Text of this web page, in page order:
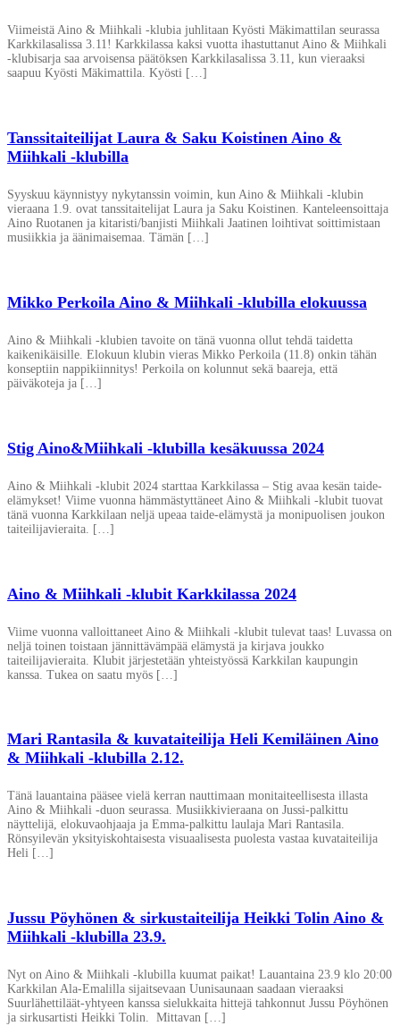
Viimeistä Aino & Miihkali -klubia juhlitaan Kyösti Mäkimattilan seurassa
Karkkilasalissa 3.11! Karkkilassa kaksi vuotta ihastuttanut Aino & Miihkali
-klubisarja saa arvoisensa päätöksen Karkkilasalissa 3.11, kun vieraaksi
saapuu Kyösti Mäkimattila. Kyösti […]
Tanssitaiteilijat Laura & Saku Koistinen Aino &
Miihkali -klubilla
Syyskuu käynnistyy nykytanssin voimin, kun Aino & Miihkali -klubin
vieraana 1.9. ovat tanssitaitelijat Laura ja Saku Koistinen. Kanteleensoittaja
Aino Ruotanen ja kitaristi/banjisti Miihkali Jaatinen loihtivat soittimistaan
musiikkia ja äänimaisemaa. Tämän […]
Mikko Perkoila Aino & Miihkali -klubilla elokuussa
Aino & Miihkali -klubien tavoite on tänä vuonna ollut tehdä taidetta
kaikenikäisille. Elokuun klubin vieras Mikko Perkoila (11.8) onkin tähän
konseptiin nappikiinnitys! Perkoila on kolunnut sekä baareja, että
päiväkoteja ja […]
Stig Aino&Miihkali -klubilla kesäkuussa 2024
Aino & Miihkali -klubit 2024 starttaa Karkkilassa – Stig avaa kesän taide-
elämykset! Viime vuonna hämmästyttäneet Aino & Miihkali -klubit tuovat
tänä vuonna Karkkilaan neljä upeaa taide-elämystä ja monipuolisen joukon
taiteilijavieraita. […]
Aino & Miihkali -klubit Karkkilassa 2024
Viime vuonna valloittaneet Aino & Miihkali -klubit tulevat taas! Luvassa on
neljä toinen toistaan jännittävämpää elämystä ja kirjava joukko
taiteilijavieraita. Klubit järjestetään yhteistyössä Karkkilan kaupungin
kanssa. Tukea on saatu myös […]
Mari Rantasila & kuvataiteilija Heli Kemiläinen Aino
& Miihkali -klubilla 2.12.
Tänä lauantaina pääsee vielä kerran nauttimaan monitaiteellisesta illasta
Aino & Miihkali -duon seurassa. Musiikkivieraana on Jussi-palkittu
näyttelijä, elokuvaohjaaja ja Emma-palkittu laulaja Mari Rantasila.
Rönsyilevän yksityiskohtaisesta visuaalisesta puolesta vastaa kuvataiteilija
Heli […]
Jussu Pöyhönen & sirkustaiteilija Heikki Tolin Aino &
Miihkali -klubilla 23.9.
Nyt on Aino & Miihkali -klubilla kuumat paikat! Lauantaina 23.9 klo 20:00
Karkkilan Ala-Emalilla sijaitsevaan Uunisaunaan saadaan vieraaksi
Suurlähettiläät-yhtyeen kanssa sielukkaita hittejä tahkonnut Jussu Pöyhönen
ja sirkusartisti Heikki Tolin. Mittavan […]